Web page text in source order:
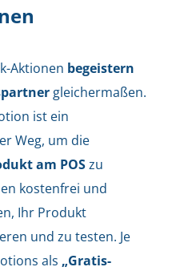
Aktionen begeistern
gleichermaßen.
ist ein
Weg, um die
am POSzu
kostenfrei und
Ihr Produkt
und zu testen. Je
als „Gratis-